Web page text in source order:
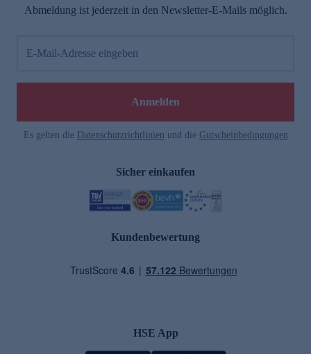
Abmeldung ist jederzeit in den Newsletter-E-Mails möglich.
E-Mail-Adresse eingeben
Anmelden
Es gelten die Datenschutzrichtlinien und die Gutscheinbedingungen
Sicher einkaufen
Kundenbewertung
HSE App